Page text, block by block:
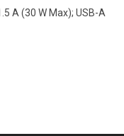
A (30 W Max); USB-A